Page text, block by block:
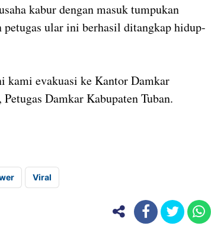
kabur dengan masuk tumpukan
ular ini berhasil ditangkap hidup-
kami evakuasi ke Kantor Damkar
Damkar Kabupaten Tuban.
Viral